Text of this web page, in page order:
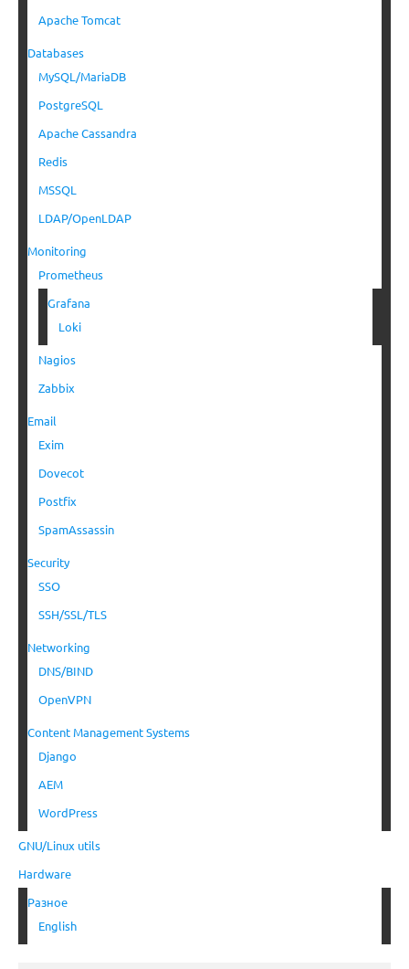
Apache Tomcat
Databases
MySQL/MariaDB
PostgreSQL
Apache Cassandra
Redis
MSSQL
LDAP/OpenLDAP
Monitoring
Prometheus
Grafana
Loki
Nagios
Zabbix
Email
Exim
Dovecot
Postfix
SpamAssassin
Security
SSO
SSH/SSL/TLS
Networking
DNS/BIND
OpenVPN
Content Management Systems
Django
AEM
WordPress
GNU/Linux utils
Hardware
Разное
English